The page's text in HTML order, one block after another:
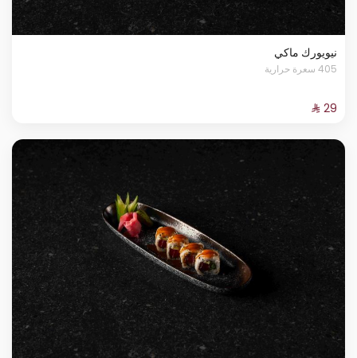
نيويورك ماكي
405 سعرة حرارية